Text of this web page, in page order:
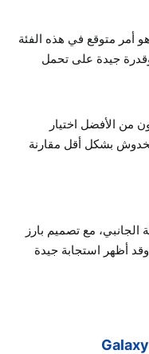
أمر متوقع في هذه الفئة
وقدرة جيدة على تحمل
من الأفضل اختيار
بشكل أقل مقارنة
مع تصميم بارز
وقد أظهر استجابة جيدة